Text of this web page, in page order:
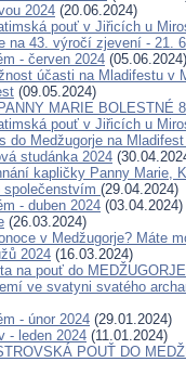
2024 (20.06.2024)
pouť v Jiřicích u
na 43. výročí zjevení - 21.
- červen 2024 (05.06.2024)
účasti na Mladifestu v
(09.05.2024)
MARIE BOLESTNÉ
pouť v Jiřicích u
do Medžugorje na
studánka 2024
kapličky Panny Marie,
společenstvím (29.04.2024)
- duben 2024 (03.04.2024)
(26.03.2024)
v Medžugorje? Máte
2024 (16.03.2024)
na pouť do MEDŽUGORJE
ve svatyni svatého
- únor 2024 (29.01.2024)
- leden 2024 (11.01.2024)
POUŤ DO